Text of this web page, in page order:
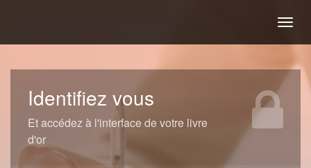
Identifiez vous
Et accédez à l'interface de votre livre
d'or